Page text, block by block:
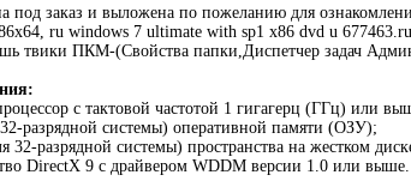
под заказ и выложена по пожеланию для
ru windows 7 ultimate with sp1 x86 dvd u
твики ПКМ-(Свойства папки,Диспетчер задач
с тактовой частотой 1 гигагерц (ГГц) или
разрядной системы) оперативной памяти (ОЗУ);
32-разрядной системы) пространства на жестком
DirectX 9 с драйвером WDDM версии 1.0 или выше.